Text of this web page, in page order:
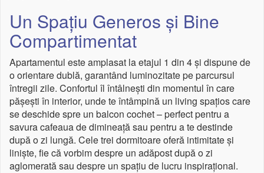
Un Spațiu Generos și Bine
Compartimentat
Apartamentul este amplasat la etajul 1 din 4 și dispune de
o orientare dublă, garantând luminozitate pe parcursul
întregii zile. Confortul îl întâlnești din momentul în care
pășești în interior, unde te întâmpină un living spațios care
se deschide spre un balcon cochet – perfect pentru a
savura cafeaua de dimineață sau pentru a te destinde
după o zi lungă. Cele trei dormitoare oferă intimitate și
liniște, fie că vorbim despre un adăpost după o zi
aglomerată sau despre un spațiu de lucru inspirațional.